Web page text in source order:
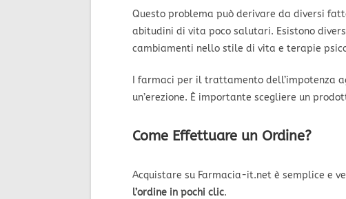
Questo problema può derivare da diversi
abitudini di vita poco salutari. Esistono
cambiamenti nello stile di vita e terapie
I farmaci per il trattamento dell’impotenza
un’erezione. È importante scegliere un
Come Effettuare un Ordine?
Acquistare su Farmacia-it.net è semplice e
l’ordine in pochi clic.